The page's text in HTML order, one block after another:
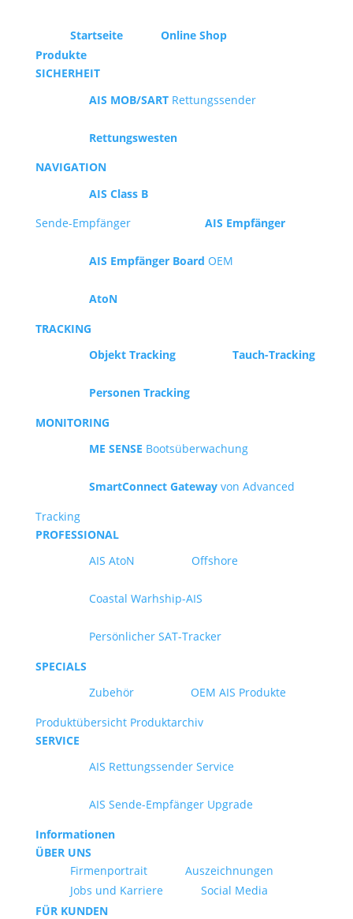
Startseite
Online Shop
Produkte
SICHERHEIT
AIS MOB/SARTRettungssender
Rettungswesten
NAVIGATION
AIS Class B
Sende-Empfänger
AIS Empfänger
AIS Empfänger Board OEM
AtoN
TRACKING
Objekt Tracking
Tauch-Tracking
Personen Tracking
MONITORING
ME SENSE Bootsüberwachung
SmartConnect Gatewayvon Advanced
Tracking
PROFESSIONAL
AIS AtoN
Offshore
Coastal Warhship-AIS
Persönlicher SAT-Tracker
SPECIALS
Zubehör
OEM AIS Produkte
Produktübersicht Produktarchiv
SERVICE
AIS Rettungssender Service
AIS Sende-Empfänger Upgrade
Informationen
ÜBER UNS
Firmenportrait
Auszeichnungen
Jobs und Karriere
Social Media
FÜR KUNDEN